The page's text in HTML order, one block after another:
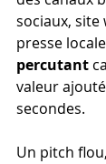
sociaux, site
presse
percutant
valeur
secondes.
Un pitch